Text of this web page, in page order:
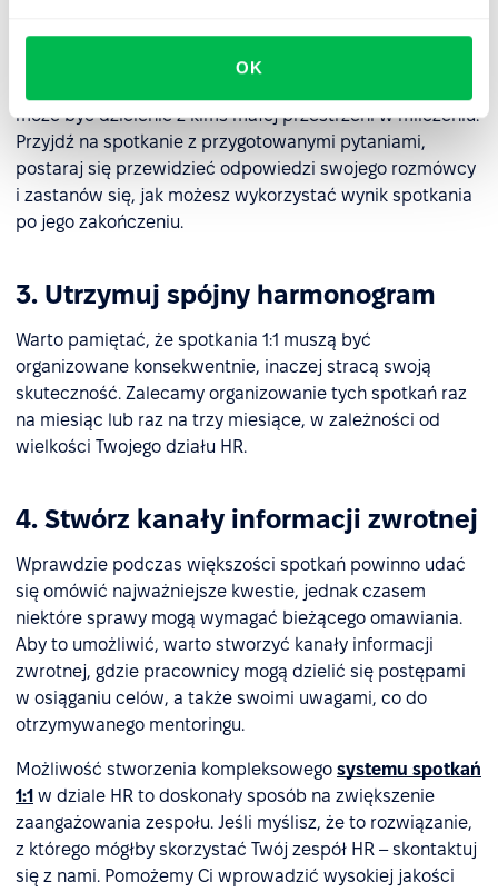
OK
Jeśli pojawisz się na spotkaniu 1:1 bez odpowiedniego
może być dzielenie z kimś małej przestrzeni w milczeniu.
Przyjdź na spotkanie z przygotowanymi pytaniami,
postaraj się przewidzieć odpowiedzi swojego rozmówcy
i zastanów się, jak możesz wykorzystać wynik spotkania
po jego zakończeniu.
3. Utrzymuj spójny harmonogram
Warto pamiętać, że spotkania 1:1 muszą być
organizowane konsekwentnie, inaczej stracą swoją
skuteczność. Zalecamy organizowanie tych spotkań raz
na miesiąc lub raz na trzy miesiące, w zależności od
wielkości Twojego działu HR.
4. Stwórz kanały informacji zwrotnej
Wprawdzie podczas większości spotkań powinno udać
się omówić najważniejsze kwestie, jednak czasem
niektóre sprawy mogą wymagać bieżącego omawiania.
Aby to umożliwić, warto stworzyć kanały informacji
zwrotnej, gdzie pracownicy mogą dzielić się postępami
w osiąganiu celów, a także swoimi uwagami, co do
otrzymywanego mentoringu.
Możliwość stworzenia kompleksowego systemu spotkań
1:1 w dziale HR to doskonały sposób na zwiększenie
zaangażowania zespołu. Jeśli myślisz, że to rozwiązanie,
z którego mógłby skorzystać Twój zespół HR – skontaktuj
się z nami. Pomożemy Ci wprowadzić wysokiej jakości